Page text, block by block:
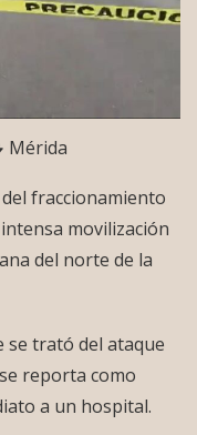
Mérida
fraccionamiento
movilización
del norte de la
se trató del ataque
reporta como
a un hospital.